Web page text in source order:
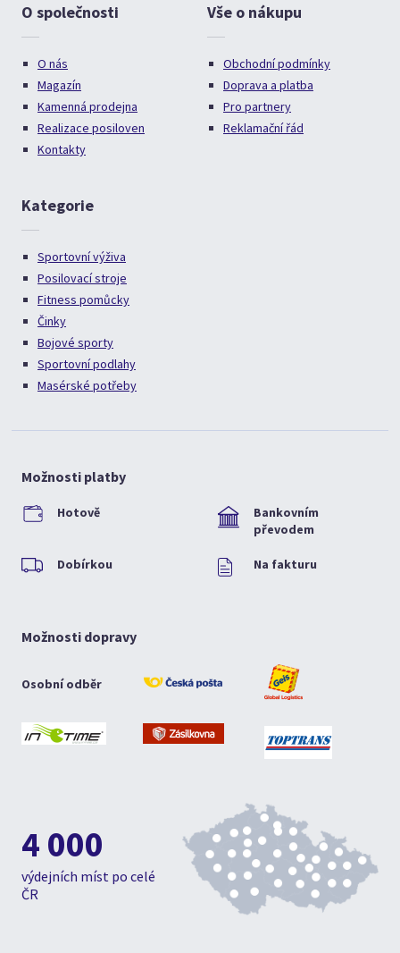
O společnosti
O nás
Magazín
Kamenná prodejna
Realizace posiloven
Kontakty
Vše o nákupu
Obchodní podmínky
Doprava a platba
Pro partnery
Reklamační řád
Kategorie
Sportovní výživa
Posilovací stroje
Fitness pomůcky
Činky
Bojové sporty
Sportovní podlahy
Masérské potřeby
Možnosti platby
Hotově
Bankovním
převodem
Dobírkou Na fakturu
Možnosti dopravy
Osobní odběr
4 000
výdejních míst po celé
ČR